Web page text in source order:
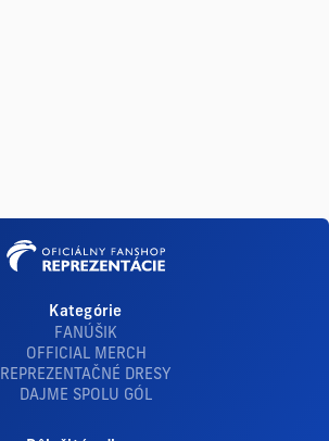
Kategórie
FANÚŠIK
OFFICIAL MERCH
REPREZENTAČNÉ DRESY
DAJME SPOLU GÓL